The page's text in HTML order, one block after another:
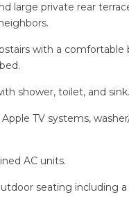
large private rear
with a comfortable
shower, toilet, and sink.
TV systems,
AC units.
seating including